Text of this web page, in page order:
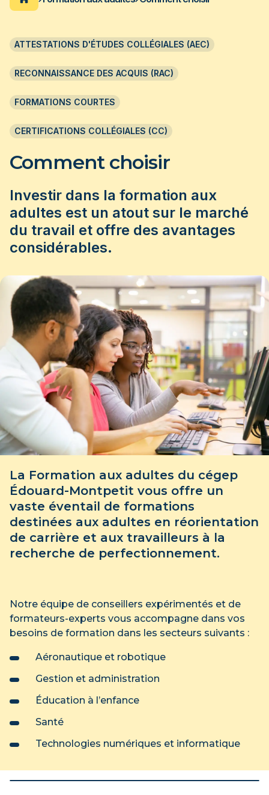
pour personnes immigrantes
de 40 ans, le cégep Édouard-Montpetit est
axées sur la pratique et les besoins de
plus
ATTESTATIONS D'ÉTUDES COLLÉGIALES (AEC)
RECONNAISSANCE DES ACQUIS (RAC)
FORMATIONS COURTES
CERTIFICATIONS COLLÉGIALES (CC)
Comment choisir
Investir dans la formation aux
adultes est un atout sur le marché
du travail et offre des avantages
considérables.
La Formation aux adultes du cégep
Édouard-Montpetit vous offre un
vaste éventail de formations
destinées aux adultes en réorientation
de carrière et aux travailleurs à la
recherche de perfectionnement.
Notre équipe de conseillers expérimentés et de
formateurs-experts vous accompagne dans vos
besoins de formation dans les secteurs suivants :
Aéronautique et robotique
Gestion et administration
Éducation à l’enfance
Santé
Technologies numériques et informatique